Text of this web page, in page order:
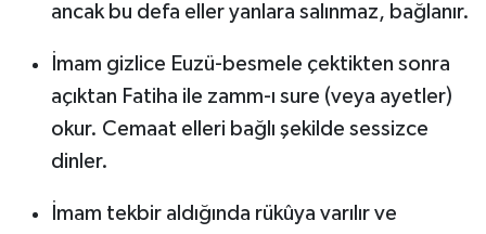
ancak bu defa eller yanlara salınmaz, bağlanır.
İmam gizlice Euzü-besmele çektikten sonra
açıktan Fatiha ile zamm-ı sure (veya ayetler)
okur. Cemaat elleri bağlı şekilde sessizce
dinler.
İmam tekbir aldığında rükûya varılır ve